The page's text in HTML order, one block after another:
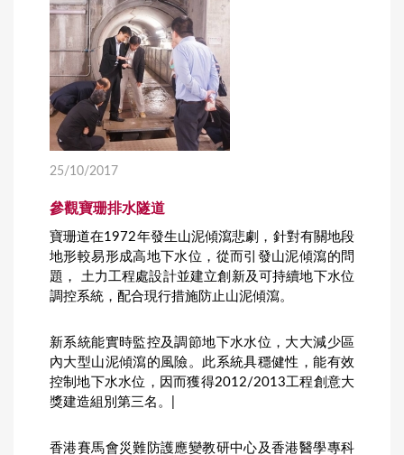
25/10/2017
參觀寶珊排水隧道
寶珊道在1972年發生山泥傾瀉悲劇，針對有關地段
地形較易形成高地下水位，從而引發山泥傾瀉的問
題， 土力工程處設計並建立創新及可持續地下水位
調控系統，配合現行措施防止山泥傾瀉。
新系統能實時監控及調節地下水水位，大大減少區
內大型山泥傾瀉的風險。此系統具穩健性，能有效
控制地下水水位，因而獲得2012/2013工程創意大
獎建造組別第三名。|
香港賽馬會災難防護應變教研中心及香港醫學專科